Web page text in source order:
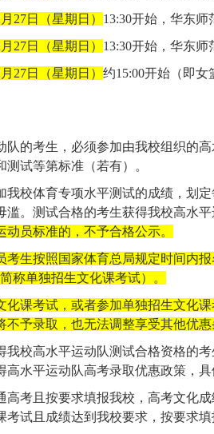
月 27日（星期日） 13:30开始，华东师
月 27日（星期日） 13:30开始，华东师
月 27日（星期日） 约15:00开始（即女
队的考生，必须参加由我校组织的
试等第标准（若有）。
我校体育专项水平测试的成绩，划
。测试合格的考生获得我校高水
员标准的，不予合格公示。
考生按照国家体育总局规定时间内
称单独招生文化课考试）。
化课考试，或者参加单独招生文化
予录取，也无法调整享受其他优惠
我校高水平运动队测试合格资格的
水平运动队高考录取优惠政策，
高考且按要求填报我校，高考文化
考试且成绩达到我校要求，按要求